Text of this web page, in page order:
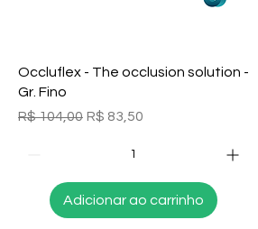
Visualização rápida
Occluflex - The occlusion solution -
Gr. Fino
Preço normal
R$ 104,00 Preço promocional
R$ 83,50
Adicionar ao carrinho